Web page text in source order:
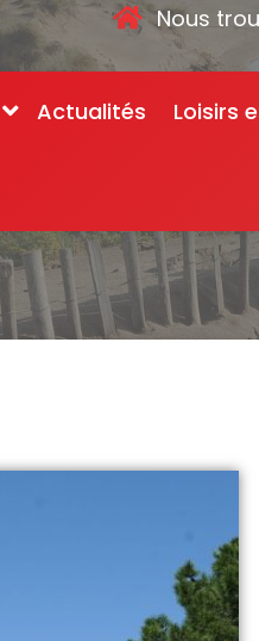
Nous
Actualités Loisirs
Accueil- Centre